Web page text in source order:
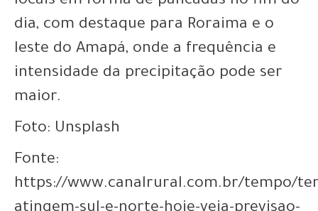
dia, com destaque para Roraima e o
leste do Amapá, onde a frequência e
intensidade da precipitação pode ser
maior.
Foto: Unsplash
Fonte:
https://www.canalrural.com.br/tempo/